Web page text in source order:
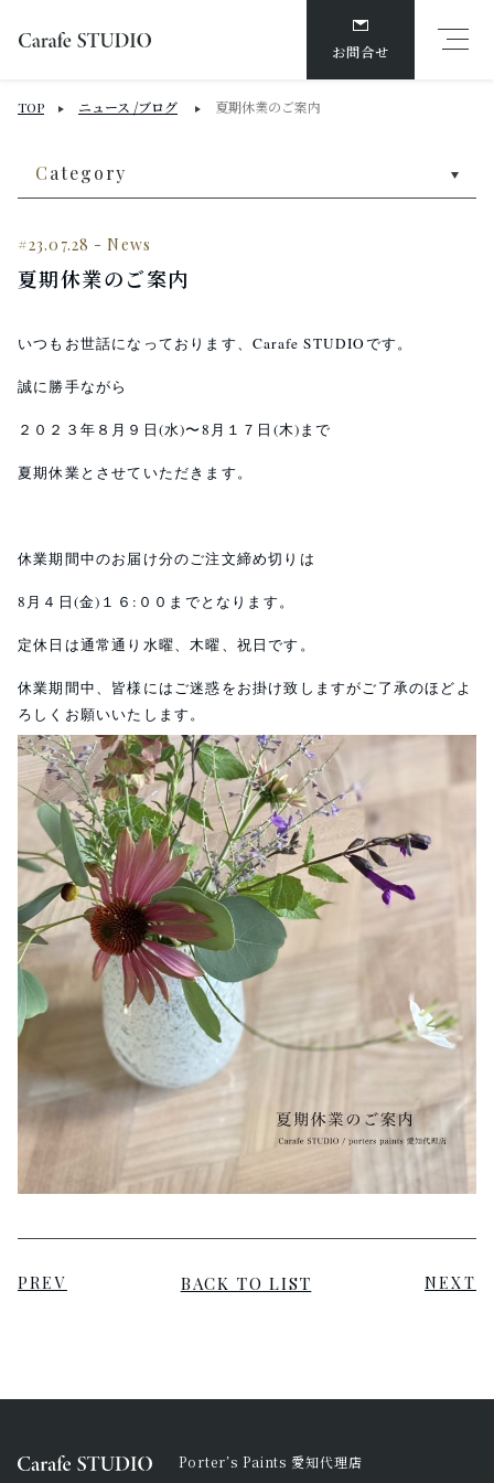
お問合せ
TOP ニュース /ブログ 夏期休業のご案内
Category
#23.07.28 -News
夏期休業のご案内
いつもお世話になっております、Carafe STUDIOです。
誠に勝手ながら
２０２３年８月９日(水)〜8月１７日(木)まで
夏期休業とさせていただきます。
休業期間中のお届け分のご注文締め切りは
8月４日(金)１６:００までとなります。
定休日は通常通り水曜、木曜、祝日です。
休業期間中、皆様にはご迷惑をお掛け致しますがご了承のほどよ
ろしくお願いいたします。
PREV BACK TO LIST NEXT
Porter’s Paints 愛知代理店